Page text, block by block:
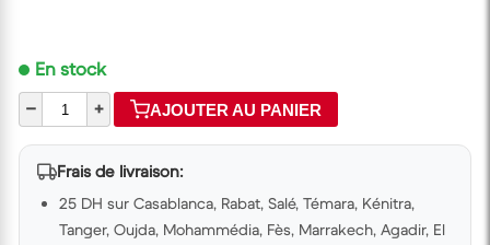
En stock
–
+ AJOUTER AU PANIER
Frais de livraison:
25 DH sur Casablanca, Rabat, Salé, Témara, Kénitra,
Tanger, Oujda, Mohammédia, Fès, Marrakech, Agadir, El